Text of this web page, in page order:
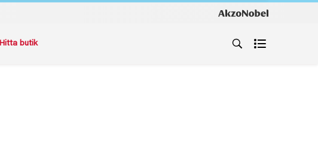
Hitta butik